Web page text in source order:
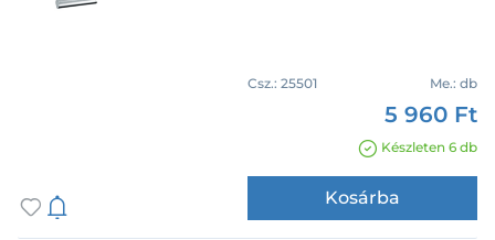
Csz.: 25501 Me.: db
5 960 Ft
Készleten 6 db
Kosárba